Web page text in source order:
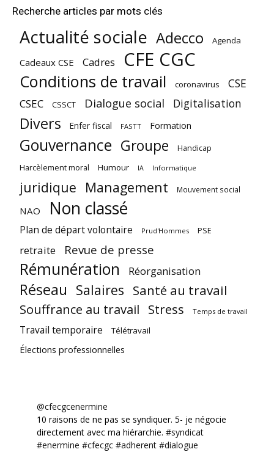
Recherche articles par mots clés
Actualité sociale Adecco Agenda
Cadeaux CSE Cadres CFE CGC
Conditions de travail coronavirus CSE
CSEC CSSCT Dialogue social Digitalisation
Divers Enfer fiscal FASTT Formation
Gouvernance Groupe Handicap
Harcèlement moral Humour IA Informatique
juridique Management Mouvement social
NAO Non classé
Plan de départ volontaire Prud'Hommes PSE
retraite Revue de presse
Rémunération Réorganisation
Réseau Salaires Santé au travail
Souffrance au travail Stress Temps de travail
Travail temporaire Télétravail
Élections professionnelles
@cfecgcenermine
10 raisons de ne pas se syndiquer. 5- je négocie
directement avec ma hiérarchie. #syndicat
#enermine #cfecgc #adherent #dialogue